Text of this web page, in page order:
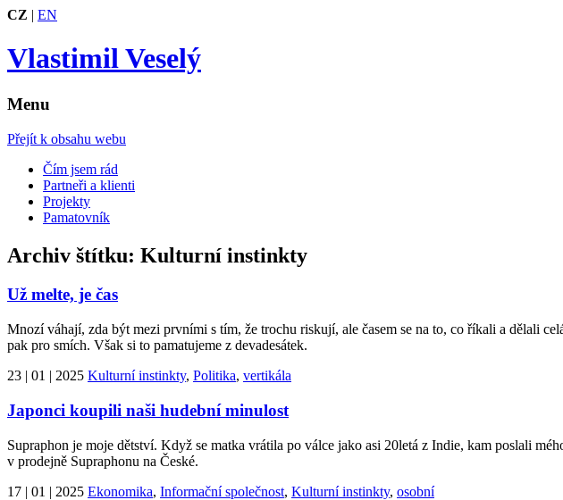
CZ | EN
Vlastimil Veselý
Menu
Přejít k obsahu webu
Čím jsem rád
Partneři a klienti
Projekty
Pamatovník
Archiv štítku: Kulturní instinkty
Už melte, je čas
Mnozí váhají, zda být mezi prvními s tím, že trochu riskují, ale časem se na to, co říkali a dělali
pak pro smích. Však si to pamatujeme z devadesátek.
23 | 01 | 2025 Kulturní instinkty, Politika, vertikála
Japonci koupili naši hudební minulost
Supraphon je moje dětství. Když se matka vrátila po válce jako asi 20letá z Indie, kam poslali
v prodejně Supraphonu na České.
17 | 01 | 2025 Ekonomika, Informační společnost, Kulturní instinkty, osobní